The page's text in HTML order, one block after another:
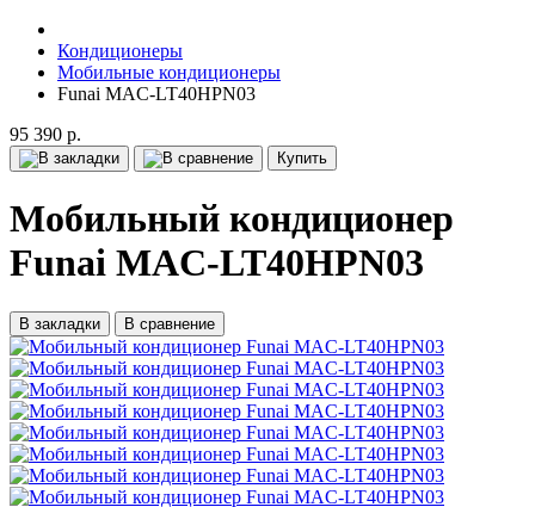
Кондиционеры
Мобильные кондиционеры
Funai MAC-LT40HPN03
95 390 р.
Купить
Мобильный кондиционер
Funai MAC-LT40HPN03
В закладки В сравнение